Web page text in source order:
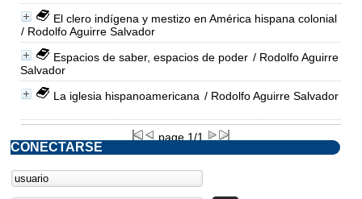
El clero indígena y mestizo en América hispana colonial
/ Rodolfo Aguirre Salvador
Espacios de saber, espacios de poder / Rodolfo Aguirre
Salvador
La iglesia hispanoamericana / Rodolfo Aguirre Salvador
page 1/1
CONECTARSE